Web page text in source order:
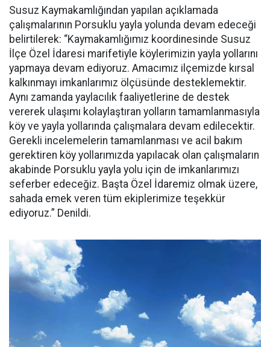
Susuz Kaymakamlığından yapılan açıklamada
çalışmalarının Porsuklu yayla yolunda devam edeceği
belirtilerek: “Kaymakamlığımız koordinesinde Susuz
İlçe Özel İdaresi marifetiyle köylerimizin yayla yollarını
yapmaya devam ediyoruz. Amacımız ilçemizde kırsal
kalkınmayı imkanlarımız ölçüsünde desteklemektir.
Aynı zamanda yaylacılık faaliyetlerine de destek
vererek ulaşımı kolaylaştıran yolların tamamlanmasıyla
köy ve yayla yollarında çalışmalara devam edilecektir.
Gerekli incelemelerin tamamlanması ve acil bakım
gerektiren köy yollarımızda yapılacak olan çalışmaların
akabinde Porsuklu yayla yolu için de imkanlarımızı
seferber edeceğiz. Başta Özel İdaremiz olmak üzere,
sahada emek veren tüm ekiplerimize teşekkür
ediyoruz.” Denildi.